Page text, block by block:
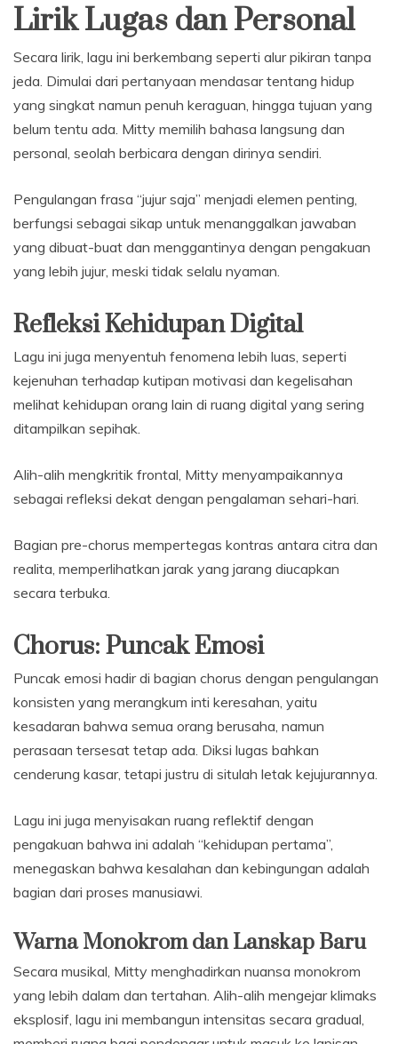
Lirik Lugas dan Personal
Secara lirik, lagu ini berkembang seperti alur pikiran tanpa
jeda. Dimulai dari pertanyaan mendasar tentang hidup
yang singkat namun penuh keraguan, hingga tujuan yang
belum tentu ada. Mitty memilih bahasa langsung dan
personal, seolah berbicara dengan dirinya sendiri.
Pengulangan frasa “jujur saja” menjadi elemen penting,
berfungsi sebagai sikap untuk menanggalkan jawaban
yang dibuat-buat dan menggantinya dengan pengakuan
yang lebih jujur, meski tidak selalu nyaman.
Refleksi Kehidupan Digital
Lagu ini juga menyentuh fenomena lebih luas, seperti
kejenuhan terhadap kutipan motivasi dan kegelisahan
melihat kehidupan orang lain di ruang digital yang sering
ditampilkan sepihak.
Alih-alih mengkritik frontal, Mitty menyampaikannya
sebagai refleksi dekat dengan pengalaman sehari-hari.
Bagian pre-chorus mempertegas kontras antara citra dan
realita, memperlihatkan jarak yang jarang diucapkan
secara terbuka.
Chorus: Puncak Emosi
Puncak emosi hadir di bagian chorus dengan pengulangan
konsisten yang merangkum inti keresahan, yaitu
kesadaran bahwa semua orang berusaha, namun
perasaan tersesat tetap ada. Diksi lugas bahkan
cenderung kasar, tetapi justru di situlah letak kejujurannya.
Lagu ini juga menyisakan ruang reflektif dengan
pengakuan bahwa ini adalah “kehidupan pertama”,
menegaskan bahwa kesalahan dan kebingungan adalah
bagian dari proses manusiawi.
Warna Monokrom dan Lanskap Baru
Secara musikal, Mitty menghadirkan nuansa monokrom
yang lebih dalam dan tertahan. Alih-alih mengejar klimaks
eksplosif, lagu ini membangun intensitas secara gradual,